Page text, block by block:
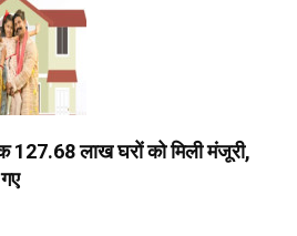
127.68 लाख घरों को मिली मंजूरी,